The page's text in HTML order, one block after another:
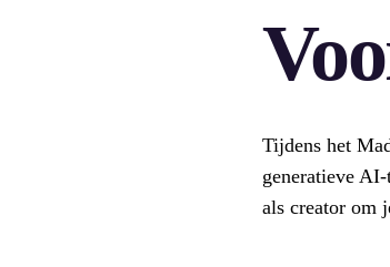
Tijdens het
generatieve
als creator om